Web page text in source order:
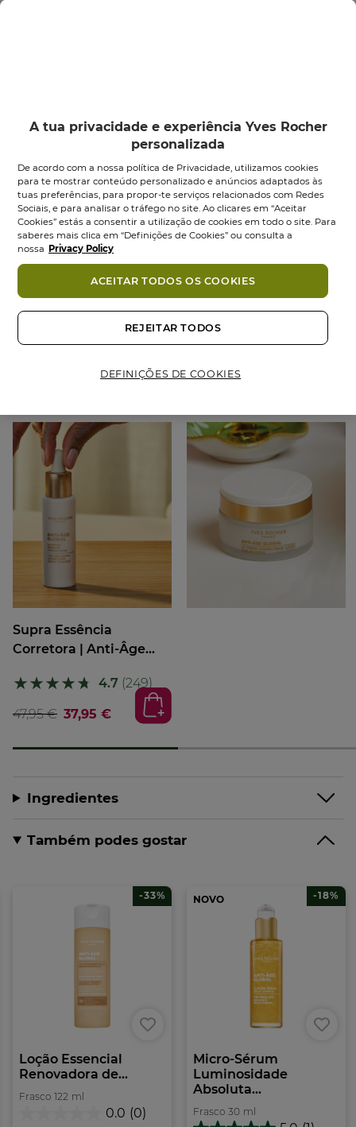
Imediatamente
a pele fica mais confortável,
suavizada e intensamente nutrida. A tez parece
Após 4 semanas
As rugas parecem reduzidas.
A pele fica com uma aparência revitalizada e
visivelmente mais jovem.
Corrige todos os sinais de idade.
Conselhos de utilização:Aplicar a sua textura
hidratante pela manhã.
Tipos de pele:
A TUA ROTINA PERSONALIZADA
Passo 1: Alisar
Aplicar o sérum de manhã e
Evitar o contorno dos olhos.
Supra Essência
Corretora | Anti-Âge...
★★★★★
★★★★★ 4.7 (249)
47,95 € 37,95 €
Aplicar a sua textura
o sérum.
Ingredientes
Também podes gostar
Loção Essencial
Renovadora de...
Frasco 122 ml
0.0 (0)
-33% NOVO
Micro-Sérum
Luminosidade
Absoluta...
Frasco 30 ml
-18%
A tua privacidade e experiência Yves Rocher
personalizada
De acordo com a nossa política de Privacidade, utilizamos cookies
para te mostrar conteúdo personalizado e anúncios adaptados às
tuas preferências, para propor-te serviços relacionados com Redes
Sociais, e para analisar o tráfego no site. Ao clicares em “Aceitar
Cookies” estás a consentir a utilização de cookies em todo o site. Para
saberes mais clica em “Definições de Cookies” ou consulta a
nossa Privacy Policy
DEFINIÇÕES DE COOKIES
REJEITAR TODOS
ACEITAR TODOS OS COOKIES